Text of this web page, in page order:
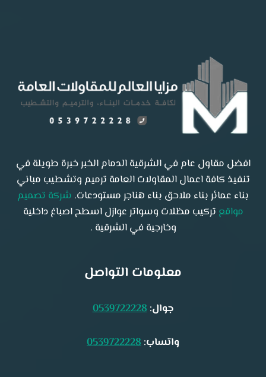
افضل مقاول عام في الشرقية الدمام الخبر خبرة طويلة في
تنفيذ كافة اعمال المقاولات العامة ترميم وتشطيب مباني
بناء عمائر بناء ملاحق بناء هناجر مستودعات. شركة تصميم
مواقع تركيب مظلات وسواتر عوازل اسطح اصباغ داخلية
وخارجية في الشرقية .
معلومات التواصل
جوال:0539722228
واتساب:0539722228